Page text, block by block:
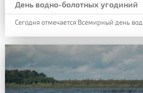
День водно-болотных угодиний
Сегодня отмечается Всемирный день